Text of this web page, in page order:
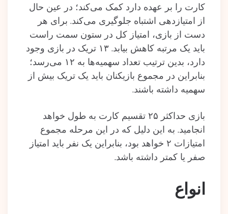
کارت را بر عهده دارد کمک می‌کند؛ در عین حال
از امتیازدهی اشتباه جلوگیری می‌کند. برای هر
دست از بازی، امتیاز کل در ستون سمت راست
باید یک مرتبه کاهش بیابد. ۱۳ تریک در بازی وجود
دارد، بدین ترتيب تعداد سهمیه‌ها به ۱۲ می‌رسد؛
بنابراین در مجموع بازیکنان باید یک تریک بیش از
سهمیه داشته باشند.
بازی حداکثر ۲۵ تقسیم کارت به طول خواهد
انجامید. به این دلیل که در این مرحله مجموع
امتیازات ۲ خواهد بود، بنابراین یک نفر باید امتیاز
صفر یا کمتر داشته باشد.
انواع